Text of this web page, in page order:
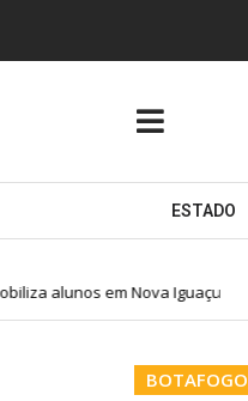
ESTADO
alunos em Nova Iguaçu
BOTAFOGO